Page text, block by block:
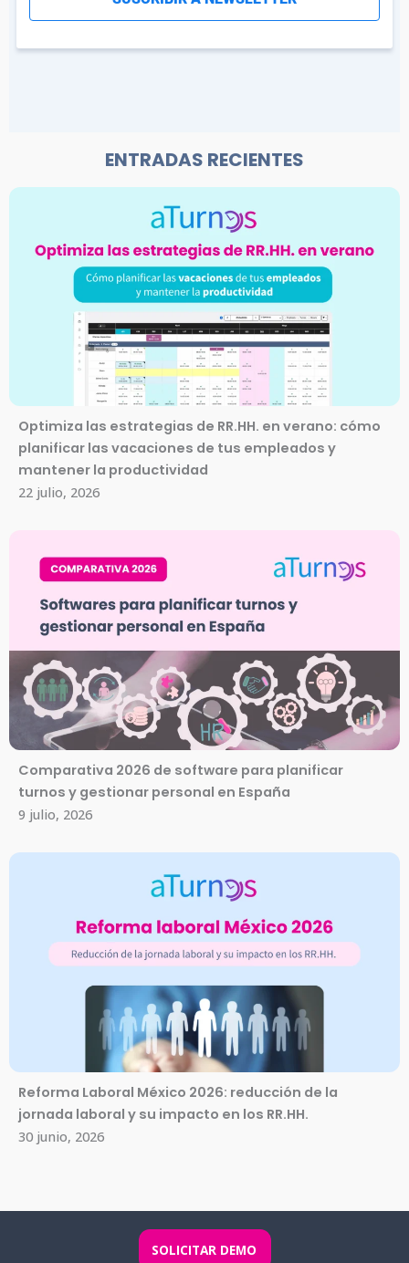
ENTRADAS RECIENTES
Optimiza las estrategias de RR.HH. en verano: cómo
planificar las vacaciones de tus empleados y
mantener la productividad
22 julio, 2026
Comparativa 2026 de software para planificar
turnos y gestionar personal en España
9 julio, 2026
Reforma Laboral México 2026: reducción de la
jornada laboral y su impacto en los RR.HH.
30 junio, 2026
SOLICITAR DEMO